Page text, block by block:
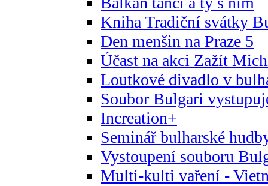
Kniha Tradiční svátky
Den menšin na Praze 5
Účast na akci Zažít
Loutkové divadlo v
Soubor Bulgari
Increation+
Seminář bulharské
Vystoupení souboru
Multi-kulti vaření -